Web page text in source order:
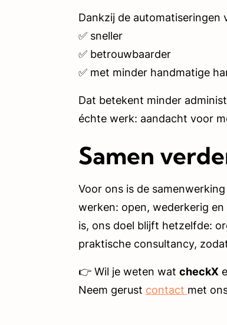
Dankzij de automatiseringen
✅ sneller
✅ betrouwbaarder
✅ met minder handmatige
Dat betekent minder
échte werk: aandacht voor
Samen
Voor ons is de
werken: open, wederkerig
is, ons doel blijft hetzelfde:
praktische consultancy,
👉 Wil je weten wat checkX
Neem gerust contact met